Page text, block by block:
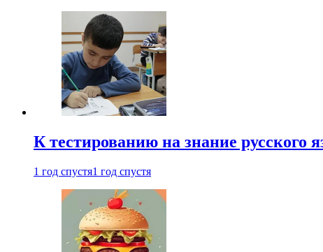
К тестированию на знание русского
1 год спустя1 год спустя